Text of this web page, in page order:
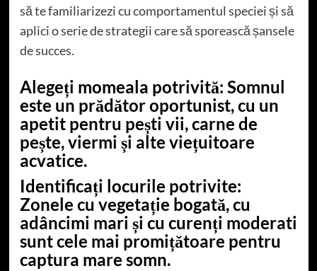
să te familiarizezi cu comportamentul speciei și să
aplici o serie de strategii care să sporească șansele
de succes.
Alegeți momeala potrivită: Somnul
este un prădător oportunist, cu un
apetit pentru pești vii, carne de
pește, viermi și alte viețuitoare
acvatice.
Identificați locurile potrivite:
Zonele cu vegetație bogată, cu
adâncimi mari și cu curenți moderati
sunt cele mai promițătoare pentru
captura mare somn.